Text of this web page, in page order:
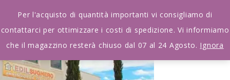
Per l'acquisto di quantità importanti vi consigliamo di
contattarci per ottimizzare i costi di spedizione. Vi informiamo
che il magazzino resterà chiuso dal 07 al 24 Agosto. Ignora